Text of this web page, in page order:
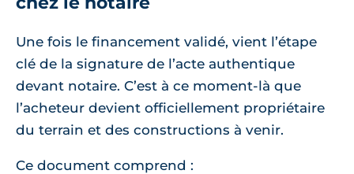
Une fois le financement validé, vient l’étape
clé de la signature de l’acte authentique
devant notaire. C’est à ce moment-là que
l’acheteur devient officiellement propriétaire
du terrain et des constructions à venir.
Ce document comprend :